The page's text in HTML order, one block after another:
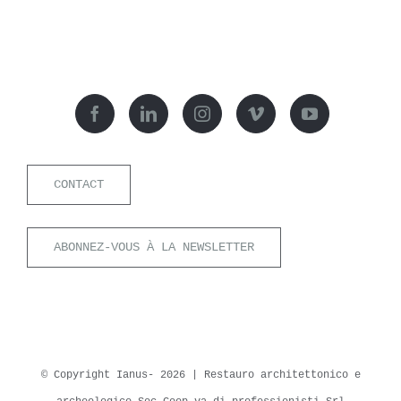
CONTACT
ABONNEZ-VOUS À LA NEWSLETTER
© Copyright Ianus- 2026 | Restauro architettonico e